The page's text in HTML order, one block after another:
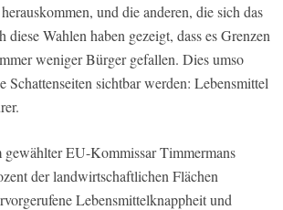
und die anderen, die sich das
diese Wahlen haben gezeigt, dass es Grenzen
weniger Bürger gefallen. Dies umso
Schattenseiten sichtbar werden: Lebensmittel
EU-Kommissar Timmermans
der landwirtschaftlichen Flächen
Lebensmittelknappheit und